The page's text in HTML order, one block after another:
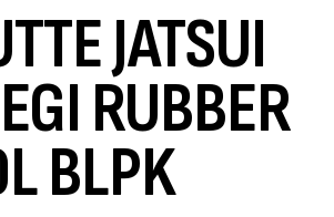
JATSUI
RUBBER
BLPK